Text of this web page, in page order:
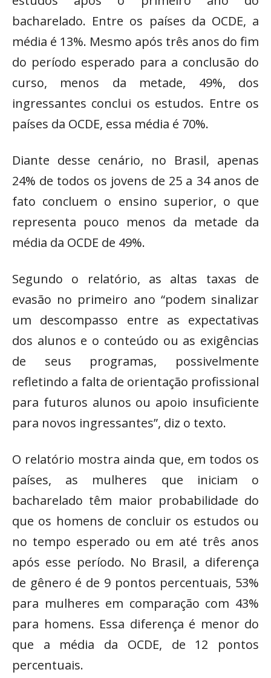
bacharelado. Entre os países da OCDE, a
média é 13%. Mesmo após três anos do fim
do período esperado para a conclusão do
curso, menos da metade, 49%, dos
ingressantes conclui os estudos. Entre os
países da OCDE, essa média é 70%.
Diante desse cenário, no Brasil, apenas
24% de todos os jovens de 25 a 34 anos de
fato concluem o ensino superior, o que
representa pouco menos da metade da
média da OCDE de 49%.
Segundo o relatório, as altas taxas de
evasão no primeiro ano “podem sinalizar
um descompasso entre as expectativas
dos alunos e o conteúdo ou as exigências
de seus programas, possivelmente
refletindo a falta de orientação profissional
para futuros alunos ou apoio insuficiente
para novos ingressantes”, diz o texto.
O relatório mostra ainda que, em todos os
países, as mulheres que iniciam o
bacharelado têm maior probabilidade do
que os homens de concluir os estudos ou
no tempo esperado ou em até três anos
após esse período. No Brasil, a diferença
de gênero é de 9 pontos percentuais, 53%
para mulheres em comparação com 43%
para homens. Essa diferença é menor do
que a média da OCDE, de 12 pontos
percentuais.